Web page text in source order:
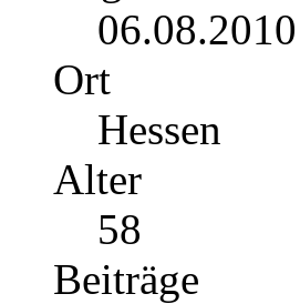
06.08.2010
Ort
Hessen
Alter
58
Beiträge